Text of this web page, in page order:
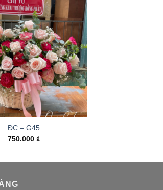
ĐC – G45
750.000 ₫